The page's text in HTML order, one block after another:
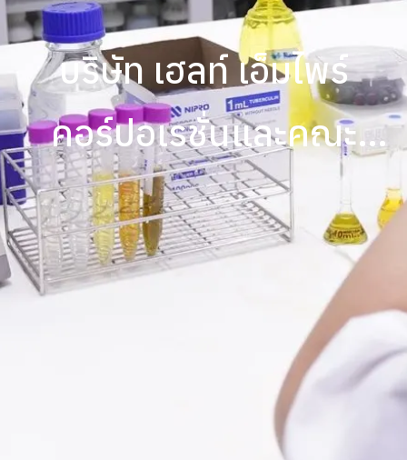
บริษัท เฮลท์ เอ็มไพร์
คอร์ปอเรชั่นและคณะ
(ศสช.) เข้าเยี่ยมชมโรงงาน